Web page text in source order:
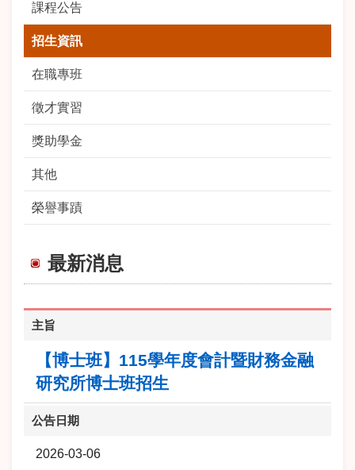
課程公告
招生資訊
在職專班
徵才實習
獎助學金
其他
榮譽事蹟
最新消息
主旨
【博士班】115學年度會計暨財務金融
研究所博士班招生
公告日期
2026-03-06